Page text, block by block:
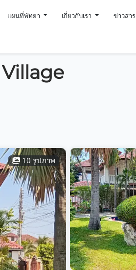
แผนที่พัทยา เกี่ยวกับเรา ข่าวสาร
10 รูปภาพ